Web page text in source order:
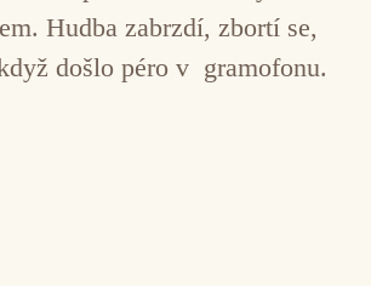
Hudba zabrzdí, zbortí se,
došlo péro v gramofonu.